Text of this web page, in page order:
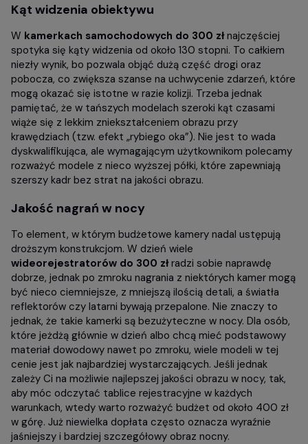
Kąt widzenia obiektywu
W kamerkach samochodowych do 300 złnajczęściej
spotyka się kąty widzenia od około 130 stopni. To całkiem
niezły wynik, bo pozwala objąć dużą część drogi oraz
pobocza, co zwiększa szanse na uchwycenie zdarzeń, które
mogą okazać się istotne w razie kolizji. Trzeba jednak
pamiętać, że w tańszych modelach szeroki kąt czasami
wiąże się z lekkim zniekształceniem obrazu przy
krawędziach (tzw. efekt „rybiego oka”). Nie jest to wada
dyskwalifikująca, ale wymagającym użytkownikom polecamy
rozważyć modele z nieco wyższej półki, które zapewniają
szerszy kadr bez strat na jakości obrazu.
Jakość nagrań w nocy
To element, w którym budżetowe kamery nadal ustępują
droższym konstrukcjom. W dzień wiele
wideorejestratorów do 300 złradzi sobie naprawdę
dobrze, jednak po zmroku nagrania z niektórych kamer mogą
być nieco ciemniejsze, z mniejszą ilością detali, a światła
reflektorów czy latarni bywają przepalone. Nie znaczy to
jednak, że takie kamerki są bezużyteczne w nocy. Dla osób,
które jeżdżą głównie w dzień albo chcą mieć podstawowy
materiał dowodowy nawet po zmroku, wiele modeli w tej
cenie jest jak najbardziej wystarczających. Jeśli jednak
zależy Ci na możliwie najlepszej jakości obrazu w nocy, tak,
aby móc odczytać tablice rejestracyjne w każdych
warunkach, wtedy warto rozważyć budżet od około 400 zł
w górę. Już niewielka dopłata często oznacza wyraźnie
jaśniejszy i bardziej szczegółowy obraz nocny.